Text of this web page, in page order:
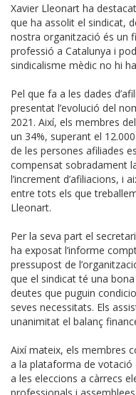
Xavier Lleonart ha
que ha assolit el sindicat,
nostra organització és un
professió a Catalunya i
sindicalisme mèdic no hi
Pel que fa a les dades
presentat l’evolució del
2021. Així, els membres
un 34%, superant el
de les persones afiliades
compensat sobradament
l’increment d’afiliacions, i
entre tots els que
Lleonart.
Per la seva part el
ha exposat l’informe
pressupost de
que el sindicat té una
deutes que puguin
seves necessitats. Els
unanimitat el balanç
Així mateix, els membres
a la plataforma de votació
a les eleccions a càrrecs